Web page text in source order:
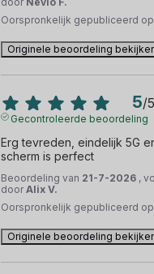
Oorspronkelijk gepubliceerd
Originele beoordeling
5/5
Gecontroleerde beoordeling
Erg tevreden, eindelijk 5G
scherm is perfect
Beoordeling van 21-7-2026 ,
door Alix V.
Oorspronkelijk gepubliceerd
Originele beoordeling